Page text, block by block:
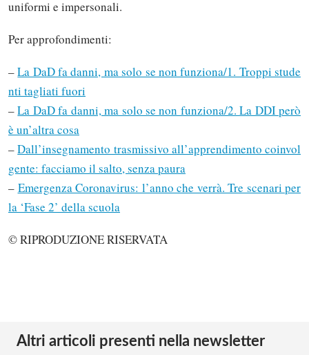
uniformi e impersonali.
Per approfondimenti:
–La DaD fa danni, ma solo se non funziona/1. Troppi stude
nti tagliati fuori
–La DaD fa danni, ma solo se non funziona/2. La DDI però
è un’altra cosa
–Dall’insegnamento trasmissivo all’apprendimento coinvol
gente: facciamo il salto, senza paura
– Emergenza Coronavirus: l’anno che verrà. Tre scenari per
la ‘Fase 2’ della scuola
© RIPRODUZIONE RISERVATA
Altri articoli presenti nella newsletter